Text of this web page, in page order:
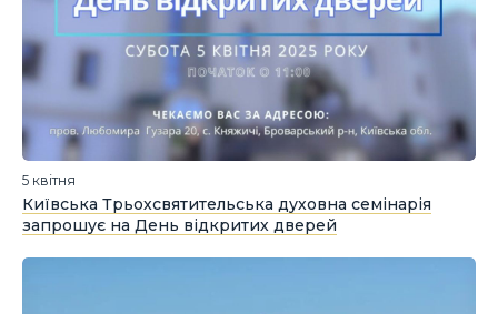
5 квітня
Київська Трьохсвятительська духовна семінарія
запрошує на День відкритих дверей